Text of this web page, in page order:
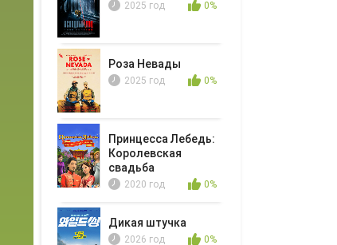
2025 год 0%
Роза Невады
2025 год 0%
Принцесса Лебедь:
Королевская
свадьба
2020 год 0%
Дикая штучка
2026 год 0%